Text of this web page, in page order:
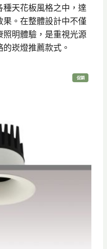
天花板風格之中，達
果。在整體設計中不僅
明體驗，是重視光源
崁燈推薦款式。
促銷特
價